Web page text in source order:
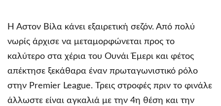
Η Άστον Βίλα κάνει εξαιρετική σεζόν. Από πολύ
νωρίς άρχισε να μεταμορφώνεται προς το
καλύτερο στα χέρια του Ουνάι Έμερι και φέτος
απέκτησε ξεκάθαρα έναν πρωταγωνιστικό ρόλο
στην Premier League. Τρεις στροφές πριν το φινάλε
άλλωστε είναι αγκαλιά με την 4η θέση και την